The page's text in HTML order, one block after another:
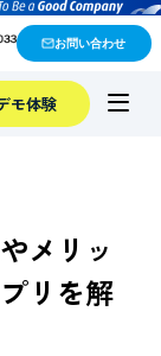
お問い合わせ
モ体験
メリッ
リを解